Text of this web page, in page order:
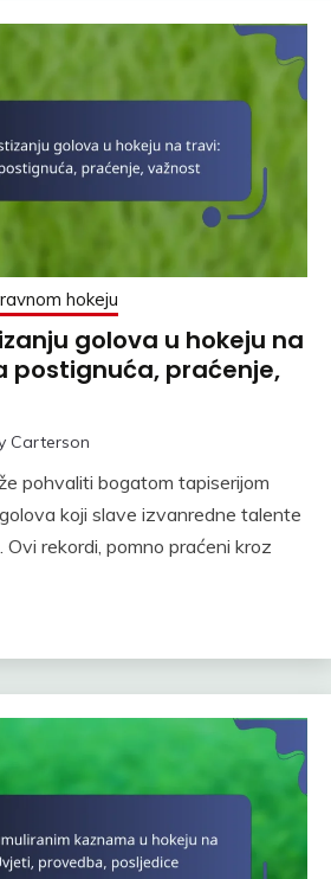
hokeju
golova u hokeju na
postignuća, praćenje,
Carterson
pohvaliti bogatom tapiserijom
koji slave izvanredne talente
rekordi, pomno praćeni kroz